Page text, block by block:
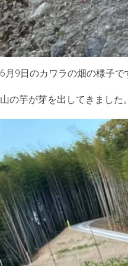
6月9日のカワラの畑の様子で
山の芋が芽を出してきました